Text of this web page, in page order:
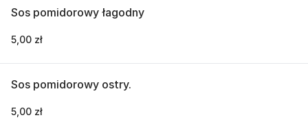
Sos pomidorowy łagodny
5,00 zł
Sos pomidorowy ostry.
5,00 zł